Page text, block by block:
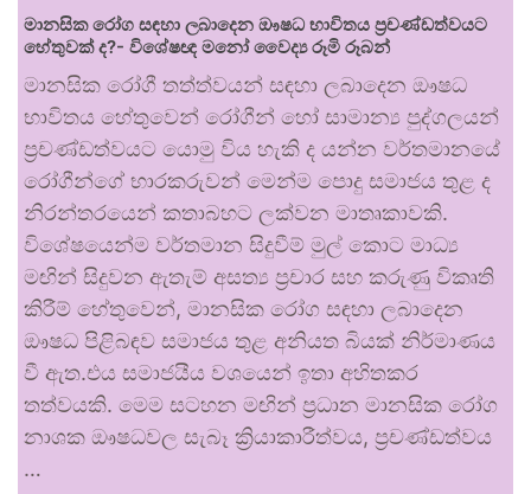
මානසික රෝග සඳහා ලබාදෙන ඖෂධ භාවිතය ප්‍රචණ්ඩත්වයට
හේතුවක් ද?- විශේෂඥ මනෝ වෛද්‍ය රූමි රූබන්
මානසික රෝගී තත්ත්වයන් සඳහා ලබාදෙන ඖෂධ
භාවිතය හේතුවෙන් රෝගීන් හෝ සාමාන්‍ය පුද්ගලයන්
ප්‍රචණ්ඩත්වයට යොමු විය හැකි ද යන්න වර්තමානයේ
රෝගීන්ගේ භාරකරුවන් මෙන්ම පොදු සමාජය තුළ ද
නිරන්තරයෙන් කතාබහට ලක්වන මාතෘකාවකි.
විශේෂයෙන්ම වර්තමාන සිදුවීම් මුල් කොට මාධ්‍ය
මඟින් සිදුවන ඇතැම් අසත්‍ය ප්‍රචාර සහ කරුණු විකෘති
කිරීම් හේතුවෙන්, මානසික රෝග සඳහා ලබාදෙන
ඖෂධ පිළිබඳව සමාජය තුළ අනියත බියක් නිර්මාණය
වී ඇත.එය සමාජයීය වශයෙන් ඉතා අහිතකර
තත්වයකි. මෙම සටහන මඟින් ප්‍රධාන මානසික රෝග
නාශක ඖෂධවල සැබෑ ක්‍රියාකාරීත්වය, ප්‍රචණ්ඩත්වය
…